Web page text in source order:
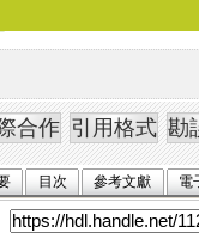
目次 參考文獻 電